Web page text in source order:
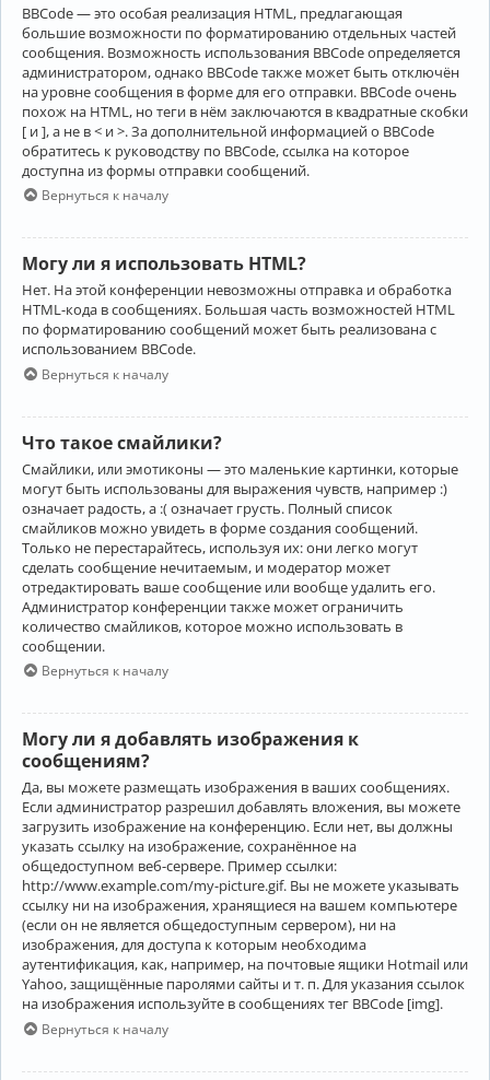
BBCode — это особая реализация HTML, предлагающая
большие возможности по форматированию отдельных частей
сообщения. Возможность использования BBCode определяется
администратором, однако BBCode также может быть отключён
на уровне сообщения в форме для его отправки. BBCode очень
похож на HTML, но теги в нём заключаются в квадратные скобки
[ и ], а не в < и >. За дополнительной информацией о BBCode
обратитесь к руководству по BBCode, ссылка на которое
доступна из формы отправки сообщений.
Вернуться к началу
Могу ли я использовать HTML?
Нет. На этой конференции невозможны отправка и обработка
HTML-кода в сообщениях. Большая часть возможностей HTML
по форматированию сообщений может быть реализована с
использованием BBCode.
Вернуться к началу
Что такое смайлики?
Смайлики, или эмотиконы — это маленькие картинки, которые
могут быть использованы для выражения чувств, например :)
означает радость, а :( означает грусть. Полный список
смайликов можно увидеть в форме создания сообщений.
Только не перестарайтесь, используя их: они легко могут
сделать сообщение нечитаемым, и модератор может
отредактировать ваше сообщение или вообще удалить его.
Администратор конференции также может ограничить
количество смайликов, которое можно использовать в
сообщении.
Вернуться к началу
Могу ли я добавлять изображения к
сообщениям?
Да, вы можете размещать изображения в ваших сообщениях.
Если администратор разрешил добавлять вложения, вы можете
загрузить изображение на конференцию. Если нет, вы должны
указать ссылку на изображение, сохранённое на
общедоступном веб-сервере. Пример ссылки:
http://www.example.com/my-picture.gif. Вы не можете указывать
ссылку ни на изображения, хранящиеся на вашем компьютере
(если он не является общедоступным сервером), ни на
изображения, для доступа к которым необходима
аутентификация, как, например, на почтовые ящики Hotmail или
Yahoo, защищённые паролями сайты и т. п. Для указания ссылок
на изображения используйте в сообщениях тег BBCode [img].
Вернуться к началу